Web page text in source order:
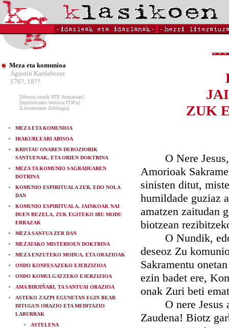
Meza eta komunioa
Agustin Kardaberaz
176?, 18??
[liburua osorik RTF formatuan]
[inprimitzeko bertsioa PDFn]
[Literaturaren Zubitegia]
MEZA ETA KOMUNIOA
IRAKURLEARI ABISOA
KRISTAU ONAREN DEBOZIORIK
SANTUENAK, ETA ORIEN DOKTRINA
MEZA TA KOMUNIO SAGRADUAREN
DOTRINA
KOMUNIO ESPIRITUALA ZER, EDO NOLA
DAN
KOMUNIO ESPIRITUALA, JAINKOAK NAI
DUEN BEZELA, ZUK EGITEKO IRU MODU
ERRAZAK
MEZA SANTUA ZER DAN
MEZATAKO MISTERIOEN DOKTRINA
MEZA ENZUTEKO MODUA, ETA ORAZIOAK
ONDO KONFESAZEKO EJERZIZIOA
ONDO KOMULGATZEKO EJERZIZIOA
AMA BIRJIÑARI, TA SANTUAI ORAZIOA
ASTEKO ZAZPI EGUNETAN EGIN BEAR
DITUGUN ORAZIO ETA MEDITAZIO
LABURRAK
ASTELENA
ZUK
O Nere Jesus,
Amorioak
sinisten ditut,
humildade guziaz
amatzen zaitudan
biotzean
O Nundik, edo
deseoz Zu
Sakramentu
ezin badet ere,
onak Zuri beti
O nere Jesus
Zaudena! Biotz